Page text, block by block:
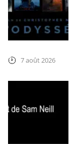
7 août 2026